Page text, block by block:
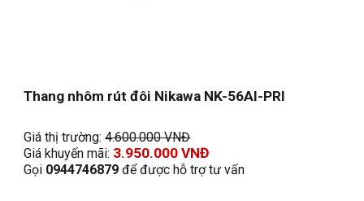
Thang nhôm rút đôi Nikawa NK-56AI-PRI
Giá thị trường: 4.600.000 VNĐ
Giá khuyến mãi: 3.950.000 VNĐ
Gọi 0944746879 để được hỗ trợ tư vấn